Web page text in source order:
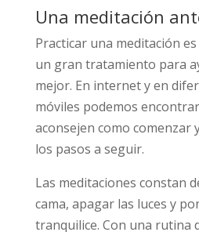
Una meditación
Practicar una meditación
un gran tratamiento para
mejor. En internet y en
móviles podemos
aconsejen como comenzar
los pasos a seguir.
Las meditaciones constan
cama, apagar las luces y
tranquilice. Con una rutina